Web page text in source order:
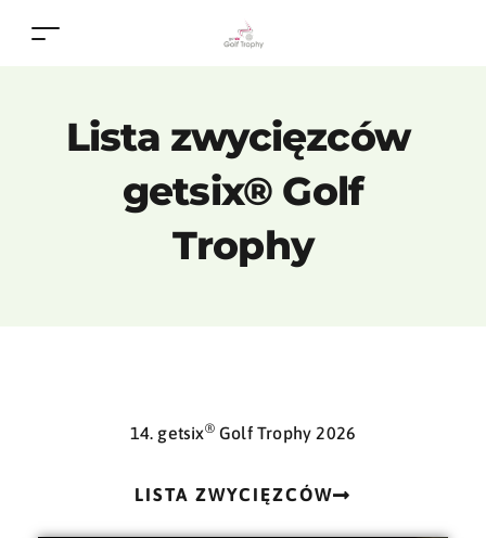
Lista zwycięzców ​
getsix® Golf
Trophy
14. getsix®Golf Trophy 2026
LISTA ZWYCIĘZCÓW